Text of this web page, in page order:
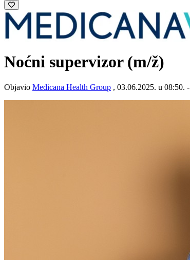
Noćni supervizor (m/ž)
Objavio Medicana Health Group , 03.06.2025. u 08:50. -